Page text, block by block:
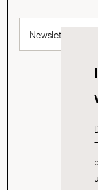
Newsletter